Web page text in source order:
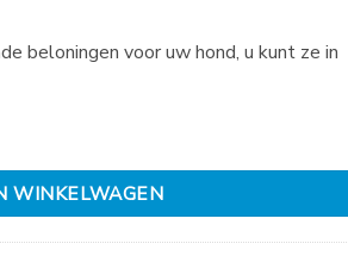
beloningen voor uw hond, u kunt ze in
WINKELWAGEN